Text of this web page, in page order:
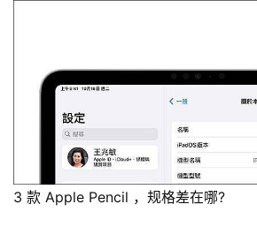
3 款 Apple Pencil ，规格差在哪?